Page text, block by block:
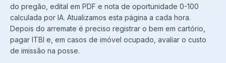
do pregão, edital em PDF e nota de oportunidade 0-100
calculada por IA. Atualizamos esta página a cada hora.
Depois do arremate é preciso registrar o bem em cartório,
pagar ITBI e, em casos de imóvel ocupado, avaliar o custo
de imissão na posse.